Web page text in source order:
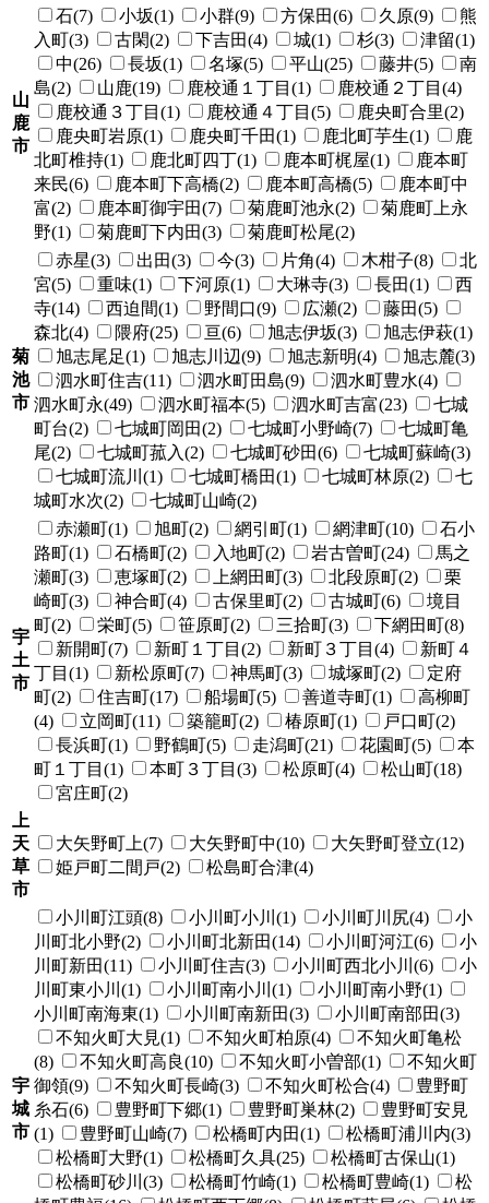
山
鹿
市
石(7) 小坂(1) 小群(9) 方保田(6) 久原(9)
熊
入町(3)
古閑(2) 下吉田(4) 城(1) 杉(3)
津留(1)
中(26)
長坂(1) 名塚(5) 平山(25) 藤井(5)
南
島(2)
山鹿(19) 鹿校通１丁目(1)
鹿校通２丁目(4)
鹿校通３丁目(1)
鹿校通４丁目(5)
鹿央町合里(2)
鹿央町岩原(1)
鹿央町千田(1) 鹿北町芋生(1)
鹿
北町椎持(1)
鹿北町四丁(1) 鹿本町梶屋(1)
鹿本町
来民(6)
鹿本町下高橋(2) 鹿本町高橋(5)
鹿本町中
富(2)
鹿本町御宇田(7) 菊鹿町池永(2)
菊鹿町上永
野(1)
菊鹿町下内田(3) 菊鹿町松尾(2)
菊
池
市
赤星(3) 出田(3) 今(3) 片角(4) 木柑子(8)
北
宮(5)
重味(1) 下河原(1) 大琳寺(3) 長田(1)
西
寺(14)
西迫間(1) 野間口(9) 広瀬(2)
藤田(5)
森北(4)
隈府(25) 亘(6) 旭志伊坂(3)
旭志伊萩(1)
旭志尾足(1)
旭志川辺(9) 旭志新明(4)
旭志麓(3)
泗水町住吉(11)
泗水町田島(9)
泗水町豊水(4)
泗水町永(49)
泗水町福本(5) 泗水町吉富(23)
七城
町台(2)
七城町岡田(2) 七城町小野崎(7)
七城町亀
尾(2)
七城町菰入(2) 七城町砂田(6)
七城町蘇崎(3)
七城町流川(1)
七城町橋田(1) 七城町林原(2)
七
城町水次(2)
七城町山崎(2)
宇
土
市
赤瀬町(1) 旭町(2) 網引町(1) 網津町(10)
石小
路町(1)
石橋町(2) 入地町(2) 岩古曽町(24)
馬之
瀬町(3)
恵塚町(2) 上網田町(3) 北段原町(2)
栗
崎町(3)
神合町(4) 古保里町(2) 古城町(6)
境目
町(2)
栄町(5) 笹原町(2) 三拾町(3)
下網田町(8)
新開町(7)
新町１丁目(2) 新町３丁目(4)
新町４
丁目(1)
新松原町(7) 神馬町(3) 城塚町(2)
定府
町(2)
住吉町(17) 船場町(5) 善道寺町(1)
高柳町
(4)
立岡町(11) 築籠町(2) 椿原町(1)
戸口町(2)
長浜町(1)
野鶴町(5) 走潟町(21) 花園町(5)
本
町１丁目(1)
本町３丁目(3) 松原町(4)
松山町(18)
宮庄町(2)
上
天
草
市
大矢野町上(7) 大矢野町中(10)
大矢野町登立(12)
姫戸町二間戸(2)
松島町合津(4)
宇
城
市
小川町江頭(8) 小川町小川(1) 小川町川尻(4)
小
川町北小野(2)
小川町北新田(14) 小川町河江(6)
小
川町新田(11)
小川町住吉(3) 小川町西北小川(6)
小
川町東小川(1)
小川町南小川(1)
小川町南小野(1)
小川町南海東(1)
小川町南新田(3)
小川町南部田(3)
不知火町大見(1)
不知火町柏原(4)
不知火町亀松
(8)
不知火町高良(10) 不知火町小曽部(1)
不知火町
御領(9)
不知火町長崎(3) 不知火町松合(4)
豊野町
糸石(6)
豊野町下郷(1) 豊野町巣林(2)
豊野町安見
(1)
豊野町山崎(7) 松橋町内田(1)
松橋町浦川内(3)
松橋町大野(1)
松橋町久具(25)
松橋町古保山(1)
松橋町砂川(3)
松橋町竹崎(1) 松橋町豊崎(1)
松